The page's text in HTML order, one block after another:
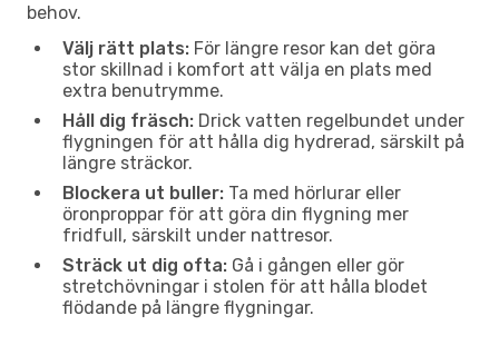
behov.
Välj rätt plats: För längre resor kan det göra
stor skillnad i komfort att välja en plats med
extra benutrymme.
Håll dig fräsch: Drick vatten regelbundet under
flygningen för att hålla dig hydrerad, särskilt på
längre sträckor.
Blockera ut buller: Ta med hörlurar eller
öronproppar för att göra din flygning mer
fridfull, särskilt under nattresor.
Sträck ut dig ofta: Gå i gången eller gör
stretchövningar i stolen för att hålla blodet
flödande på längre flygningar.